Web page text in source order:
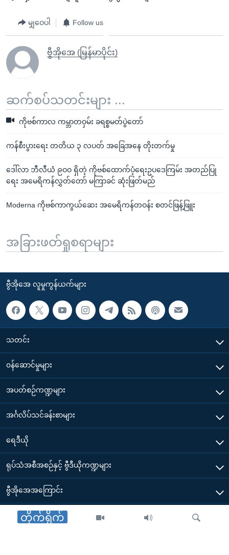
တိုက်ရိုက်
မျှဝေပါ Follow us
ဗွီအိုအေ (မြန်မာပိုင်း)
ဆက်စပ်သတင်းများ ...
ကိုဗစ်ကာလ ကမ္ဘာတဝှမ်း ခရစ္စမတ်ပွဲတော်
ကန်စီးပွားရေး တတိယ ၃ လပတ် အခြေအနေ တိုးတက်မှု
ဒေါ်လာ ဘီလီယံ ၉ဝဝ ရှိတဲ့ ကိုဗစ်ထောက်ပံ့ရေးဥပဒေကြမ်း အတည်ပြု
ရေး အမေရိကန်လွှတ်တော် မကြာခင် ဆုံးဖြတ်မည်
Moderna ကိုဗစ်ကာကွယ်ဆေး အမေရိကန်တဝန်း စတင်ဖြန့်ဖြူး
အခြားဖတ်ရှုစရာများ
ဗွီအိုအေ လူမှုကွန်ယက်များ
သတင်း
၀န်ဆောင်မှုများ
အပတ်စဉ်ကဏ္ဍများ
အင်္ဂလိပ်သင်ခန်းစာများ
ရေဒီယို
ရုပ်သံအစီအစဉ်နှင့် ဗွီဒီယိုကဏ္ဍများ
ဗွီအိုအေအကြောင်း
ဗွီအိုအေ မိုဘိုင်းလ်အက်ပ်များ ဒေါင်းလုတ်ယူရန်